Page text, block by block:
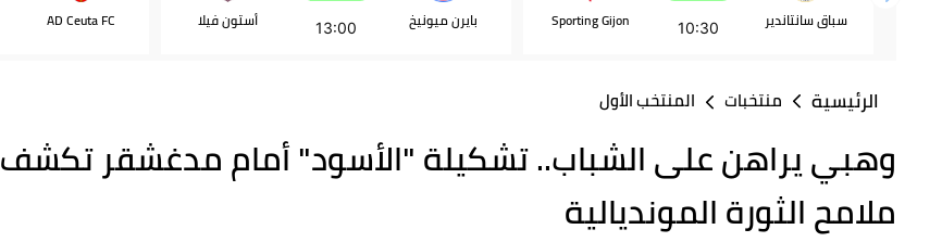
سباق سانتاندير 10:30
Sporting Gijon بايرن ميونيخ 13:00 أستون فيلا AD Ceuta FC
الرئيسية منتخبات المنتخب الأول
وهبي يراهن على الشباب.. تشكيلة "الأسود" أمام مدغشقر تكشف
ملامح الثورة المونديالية